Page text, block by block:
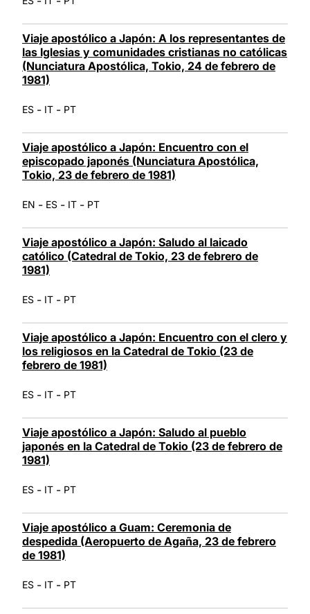
Viaje apostólico a Japón: A los representantes de
las Iglesias y comunidades cristianas no católicas
(Nunciatura Apostólica, Tokio, 24 de febrero de
1981)
ES - IT - PT
Viaje apostólico a Japón: Encuentro con el
episcopado japonés (Nunciatura Apostólica,
Tokio, 23 de febrero de 1981)
EN - ES - IT - PT
Viaje apostólico a Japón: Saludo al laicado
católico (Catedral de Tokio, 23 de febrero de
1981)
ES - IT - PT
Viaje apostólico a Japón: Encuentro con el clero y
los religiosos en la Catedral de Tokio (23 de
febrero de 1981)
ES - IT - PT
Viaje apostólico a Japón: Saludo al pueblo
japonés en la Catedral de Tokio (23 de febrero de
1981)
ES - IT - PT
Viaje apostólico a Guam: Ceremonia de
despedida (Aeropuerto de Agaña, 23 de febrero
de 1981)
ES - IT - PT